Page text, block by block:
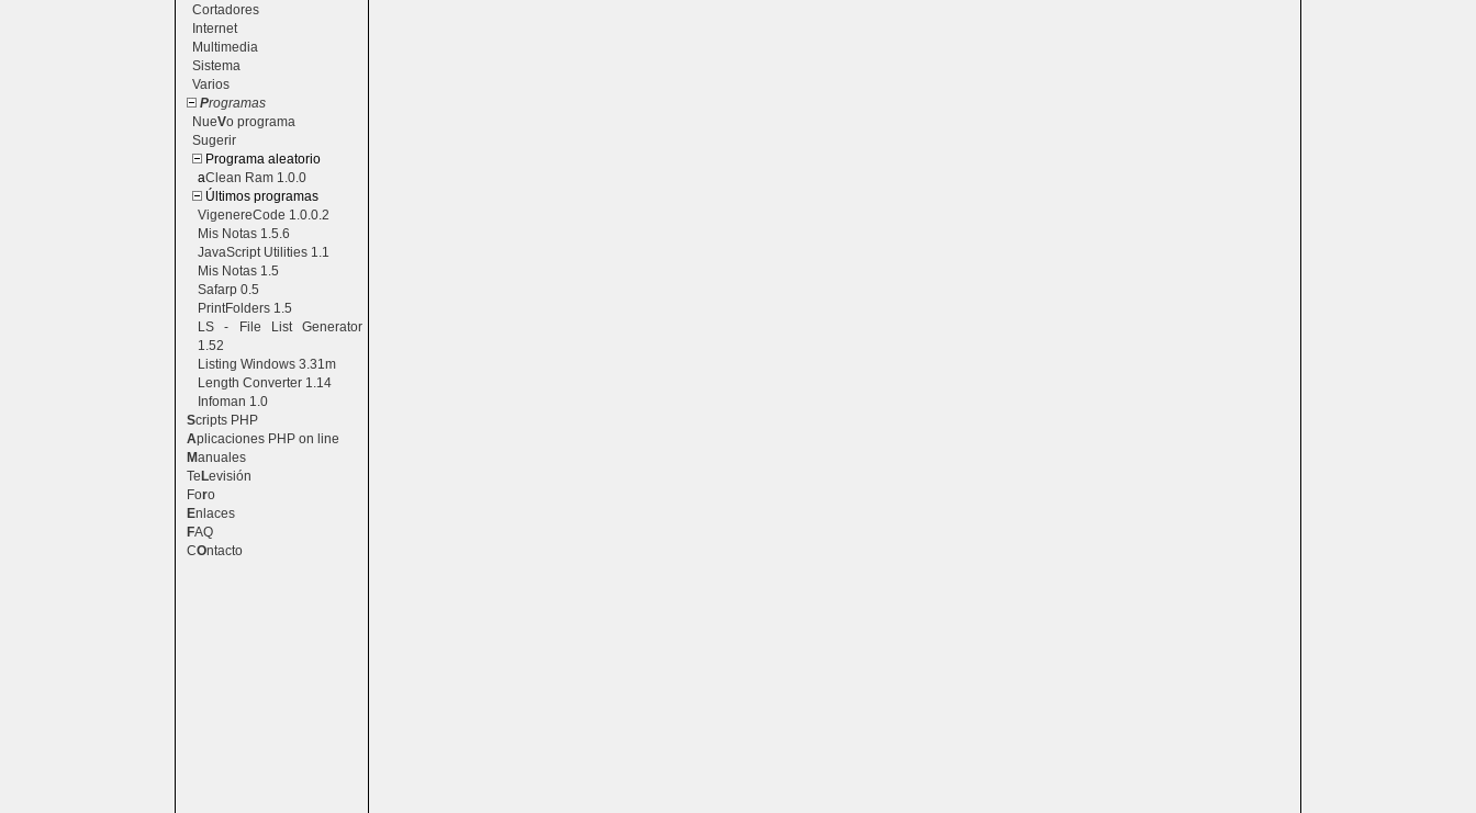
Cortadores
Internet
Multimedia
Sistema
Varios
Programas
NueVo programa
Sugerir
Programa aleatorio
aClean Ram 1.0.0
Últimos programas
VigenereCode 1.0.0.2
Mis Notas 1.5.6
JavaScript Utilities 1.1
Mis Notas 1.5
Safarp 0.5
PrintFolders 1.5
LS - File List Generator
1.52
Listing Windows 3.31m
Length Converter 1.14
Infoman 1.0
Scripts PHP
Aplicaciones PHP on line
Manuales
TeLevisión
Foro
Enlaces
FAQ
COntacto